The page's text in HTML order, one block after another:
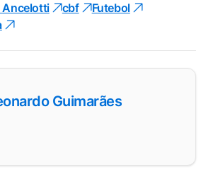
Ancelotti cbf
Futebol
Guimarães